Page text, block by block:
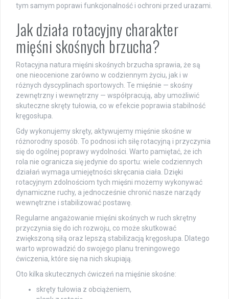
tym samym poprawi funkcjonalność i ochroni przed urazami.
Jak działa rotacyjny charakter
mięśni skośnych brzucha?
Rotacyjna natura mięśni skośnych brzucha sprawia, że są
one nieocenione zarówno w codziennym życiu, jak i w
różnych dyscyplinach sportowych. Te mięśnie — skośny
zewnętrzny i wewnętrzny — współpracują, aby umożliwić
skuteczne skręty tułowia, co w efekcie poprawia stabilność
kręgosłupa.
Gdy wykonujemy skręty, aktywujemy mięśnie skośne w
różnorodny sposób. To podnosi ich siłę rotacyjną i przyczynia
się do ogólnej poprawy wydolności. Warto pamiętać, że ich
rola nie ogranicza się jedynie do sportu: wiele codziennych
działań wymaga umiejętności skręcania ciała. Dzięki
rotacyjnym zdolnościom tych mięśni możemy wykonywać
dynamiczne ruchy, a jednocześnie chronić nasze narządy
wewnętrzne i stabilizować postawę.
Regularne angażowanie mięśni skośnych w ruch skrętny
przyczynia się do ich rozwoju, co może skutkować
zwiększoną siłą oraz lepszą stabilizacją kręgosłupa. Dlatego
warto wprowadzić do swojego planu treningowego
ćwiczenia, które się na nich skupiają.
Oto kilka skutecznych ćwiczeń na mięśnie skośne:
skręty tułowia z obciążeniem,